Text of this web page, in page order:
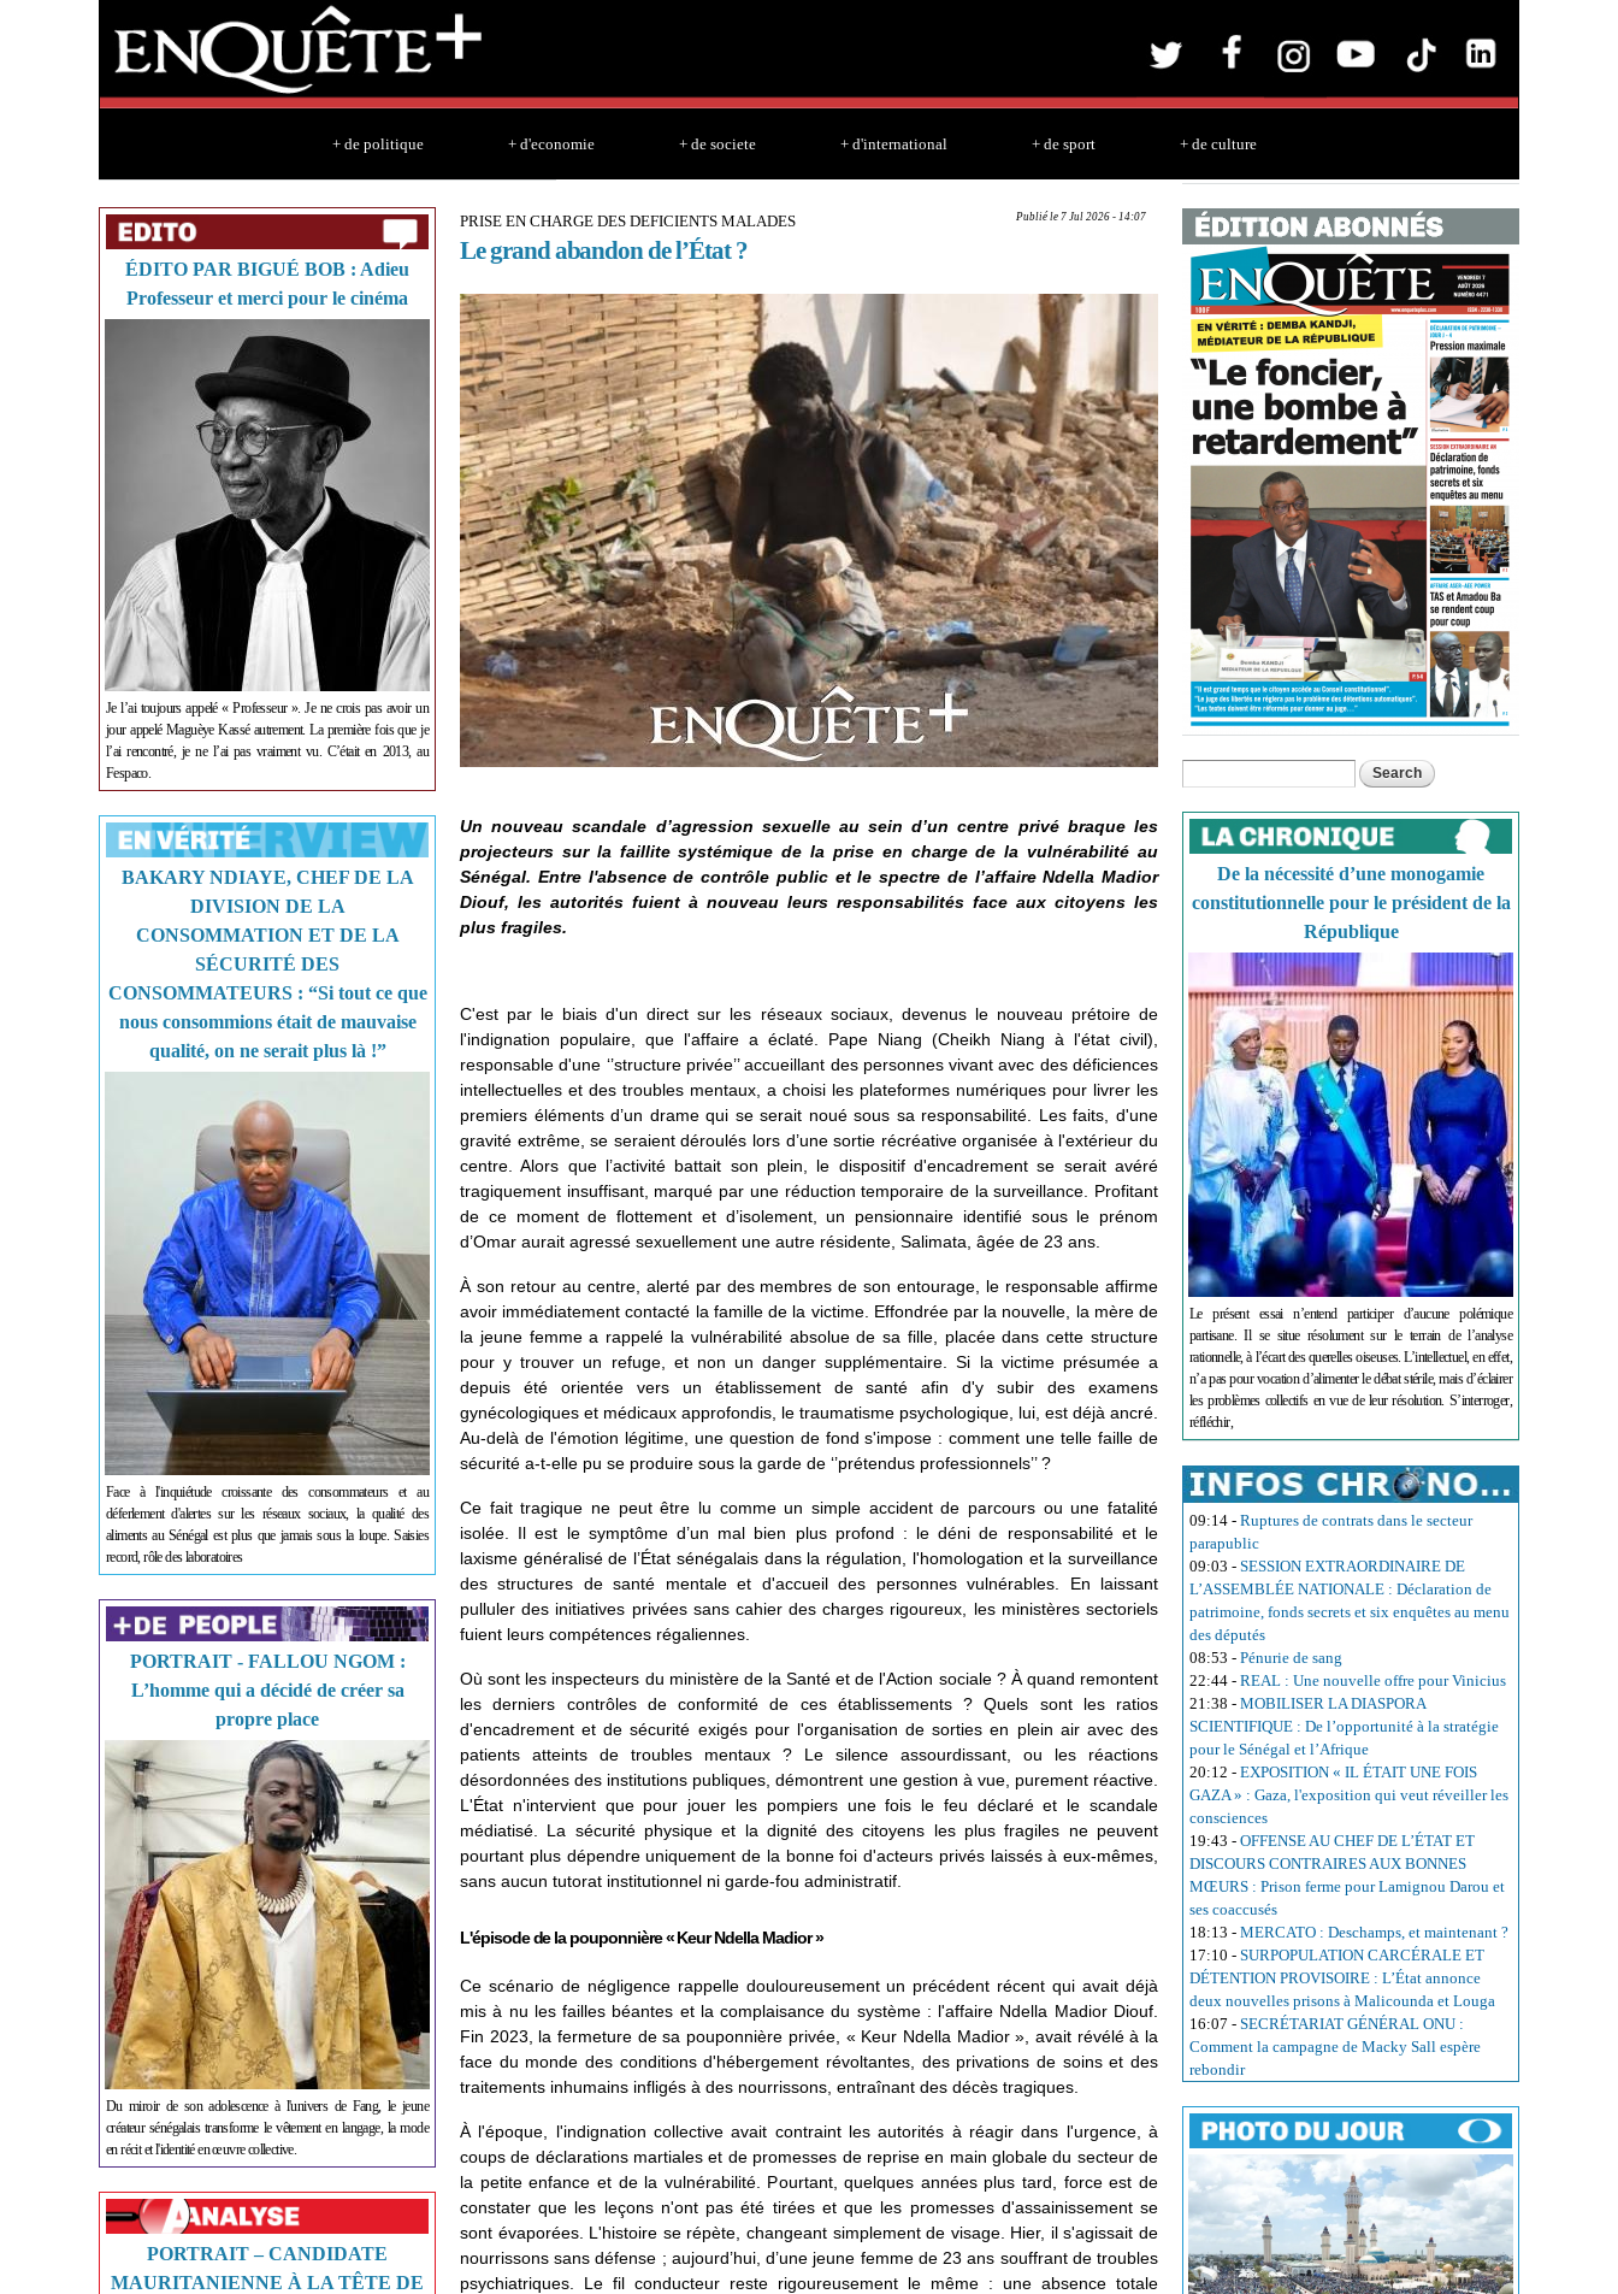
+ de politique + d'economie + de societe + d'international + de sport + de culture
ÉDITO PAR BIGUÉ BOB : Adieu
Professeur et merci pour le cinéma
Je l’ai toujours appelé « Professeur ». Je ne crois pas avoir un
jour appelé Maguèye Kassé autrement. La première fois que je
l’ai rencontré, je ne l’ai pas vraiment vu. C’était en 2013, au
Fespaco.
BAKARY NDIAYE, CHEF DE LA
DIVISION DE LA
CONSOMMATION ET DE LA
SÉCURITÉ DES
CONSOMMATEURS : “Si tout ce que
nous consommions était de mauvaise
qualité, on ne serait plus là !”
Face à l'inquiétude croissante des consommateurs et au
déferlement d'alertes sur les réseaux sociaux, la qualité des
aliments au Sénégal est plus que jamais sous la loupe. Saisies
record, rôle des laboratoires
PORTRAIT - FALLOU NGOM :
L’homme qui a décidé de créer sa
propre place
Du miroir de son adolescence à l'univers de Fang, le jeune
créateur sénégalais transforme le vêtement en langage, la mode
en récit et l'identité en œuvre collective.
PORTRAIT – CANDIDATE
MAURITANIENNE À LA TÊTE DE
Publié le 7 Jul 2026 - 14:07
PRISE EN CHARGE DES DEFICIENTS MALADES
Le grand abandon de l’État ?
Un nouveau scandale d’agression sexuelle au sein d’un centre privé braque les
projecteurs sur la faillite systémique de la prise en charge de la vulnérabilité au
Sénégal. Entre l'absence de contrôle public et le spectre de l’affaire Ndella Madior
Diouf, les autorités fuient à nouveau leurs responsabilités face aux citoyens les
plus fragiles.
C'est par le biais d'un direct sur les réseaux sociaux, devenus le nouveau prétoire de
l'indignation populaire, que l'affaire a éclaté. Pape Niang (Cheikh Niang à l'état civil),
responsable d'une ‘’structure privée’’ accueillant des personnes vivant avec des déficiences
intellectuelles et des troubles mentaux, a choisi les plateformes numériques pour livrer les
premiers éléments d’un drame qui se serait noué sous sa responsabilité. Les faits, d'une
gravité extrême, se seraient déroulés lors d’une sortie récréative organisée à l'extérieur du
centre. Alors que l’activité battait son plein, le dispositif d'encadrement se serait avéré
tragiquement insuffisant, marqué par une réduction temporaire de la surveillance. Profitant
de ce moment de flottement et d’isolement, un pensionnaire identifié sous le prénom
d’Omar aurait agressé sexuellement une autre résidente, Salimata, âgée de 23 ans.
À son retour au centre, alerté par des membres de son entourage, le responsable affirme
avoir immédiatement contacté la famille de la victime. Effondrée par la nouvelle, la mère de
la jeune femme a rappelé la vulnérabilité absolue de sa fille, placée dans cette structure
pour y trouver un refuge, et non un danger supplémentaire. Si la victime présumée a
depuis été orientée vers un établissement de santé afin d'y subir des examens
gynécologiques et médicaux approfondis, le traumatisme psychologique, lui, est déjà ancré.
Au-delà de l'émotion légitime, une question de fond s'impose : comment une telle faille de
sécurité a-t-elle pu se produire sous la garde de ‘’prétendus professionnels’’ ?
Ce fait tragique ne peut être lu comme un simple accident de parcours ou une fatalité
isolée. Il est le symptôme d’un mal bien plus profond : le déni de responsabilité et le
laxisme généralisé de l’État sénégalais dans la régulation, l'homologation et la surveillance
des structures de santé mentale et d'accueil des personnes vulnérables. En laissant
pulluler des initiatives privées sans cahier des charges rigoureux, les ministères sectoriels
fuient leurs compétences régaliennes.
Où sont les inspecteurs du ministère de la Santé et de l'Action sociale ? À quand remontent
les derniers contrôles de conformité de ces établissements ? Quels sont les ratios
d'encadrement et de sécurité exigés pour l'organisation de sorties en plein air avec des
patients atteints de troubles mentaux ? Le silence assourdissant, ou les réactions
désordonnées des institutions publiques, démontrent une gestion à vue, purement réactive.
L'État n'intervient que pour jouer les pompiers une fois le feu déclaré et le scandale
médiatisé. La sécurité physique et la dignité des citoyens les plus fragiles ne peuvent
pourtant plus dépendre uniquement de la bonne foi d'acteurs privés laissés à eux-mêmes,
sans aucun tutorat institutionnel ni garde-fou administratif.
L'épisode de la pouponnière « Keur Ndella Madior »
Ce scénario de négligence rappelle douloureusement un précédent récent qui avait déjà
mis à nu les failles béantes et la complaisance du système : l'affaire Ndella Madior Diouf.
Fin 2023, la fermeture de sa pouponnière privée, « Keur Ndella Madior », avait révélé à la
face du monde des conditions d'hébergement révoltantes, des privations de soins et des
traitements inhumains infligés à des nourrissons, entraînant des décès tragiques.
À l'époque, l'indignation collective avait contraint les autorités à réagir dans l'urgence, à
coups de déclarations martiales et de promesses de reprise en main globale du secteur de
la petite enfance et de la vulnérabilité. Pourtant, quelques années plus tard, force est de
constater que les leçons n'ont pas été tirées et que les promesses d'assainissement se
sont évaporées. L'histoire se répète, changeant simplement de visage. Hier, il s'agissait de
nourrissons sans défense ; aujourd’hui, d’une jeune femme de 23 ans souffrant de troubles
psychiatriques. Le fil conducteur reste rigoureusement le même : une absence totale
Search form
De la nécessité d’une monogamie
constitutionnelle pour le président de la
République
Le présent essai n’entend participer d’aucune polémique
partisane. Il se situe résolument sur le terrain de l’analyse
rationnelle, à l’écart des querelles oiseuses. L’intellectuel, en effet,
n’a pas pour vocation d’alimenter le débat stérile, mais d’éclairer
les problèmes collectifs en vue de leur résolution. S’interroger,
réfléchir,
09:14 - Ruptures de contrats dans le secteur
parapublic
09:03 - SESSION EXTRAORDINAIRE DE
L’ASSEMBLÉE NATIONALE : Déclaration de
patrimoine, fonds secrets et six enquêtes au menu
des députés
08:53 - Pénurie de sang
22:44 - REAL : Une nouvelle offre pour Vinicius
21:38 - MOBILISER LA DIASPORA
SCIENTIFIQUE : De l’opportunité à la stratégie
pour le Sénégal et l’Afrique
20:12 - EXPOSITION « IL ÉTAIT UNE FOIS
GAZA » : Gaza, l'exposition qui veut réveiller les
consciences
19:43 - OFFENSE AU CHEF DE L’ÉTAT ET
DISCOURS CONTRAIRES AUX BONNES
MŒURS : Prison ferme pour Lamignou Darou et
ses coaccusés
18:13 - MERCATO : Deschamps, et maintenant ?
17:10 - SURPOPULATION CARCÉRALE ET
DÉTENTION PROVISOIRE : L’État annonce
deux nouvelles prisons à Malicounda et Louga
16:07 - SECRÉTARIAT GÉNÉRAL ONU :
Comment la campagne de Macky Sall espère
rebondir